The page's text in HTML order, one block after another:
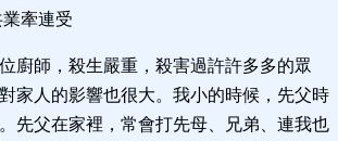
牽連受
廚師，殺生嚴重，殺害過許許多多的眾
家人的影響也很大。我小的時候，先父時
先父在家裡，常會打先母、兄弟、連我也